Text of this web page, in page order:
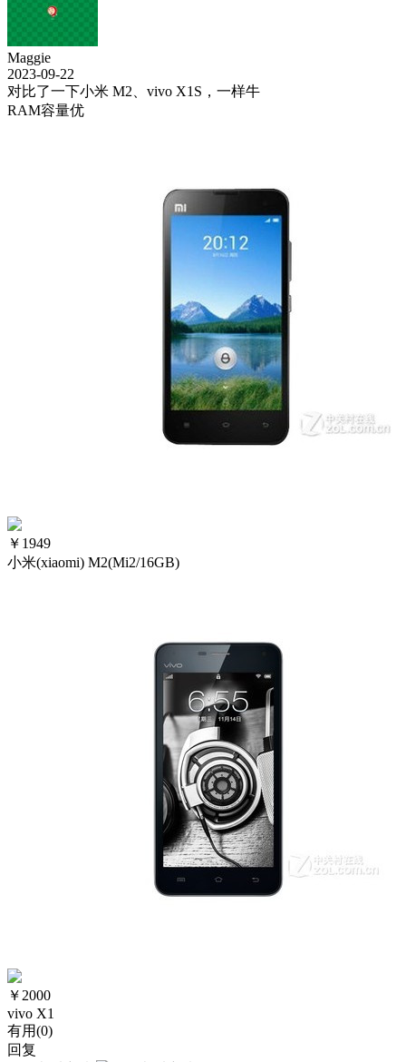
Maggie
2023-09-22
对比了一下小米 M2、vivo X1S，一样牛
RAM容量优
￥ 1949
小米(xiaomi) M2(Mi2/16GB)
￥ 2000
vivo X1
有用(0)
回复